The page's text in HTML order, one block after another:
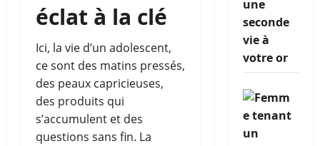
éclat à la clé
Ici, la vie d’un adolescent,
ce sont des matins pressés,
des peaux capricieuses,
des produits qui
s’accumulent et des
questions sans fin. La
une
seconde
vie à
votre or